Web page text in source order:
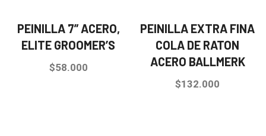
PEINILLA 7” ACERO,
ELITE GROOMER’S
$58.000
PEINILLA EXTRA FINA
COLA DE RATON
ACERO BALLMERK
$132.000